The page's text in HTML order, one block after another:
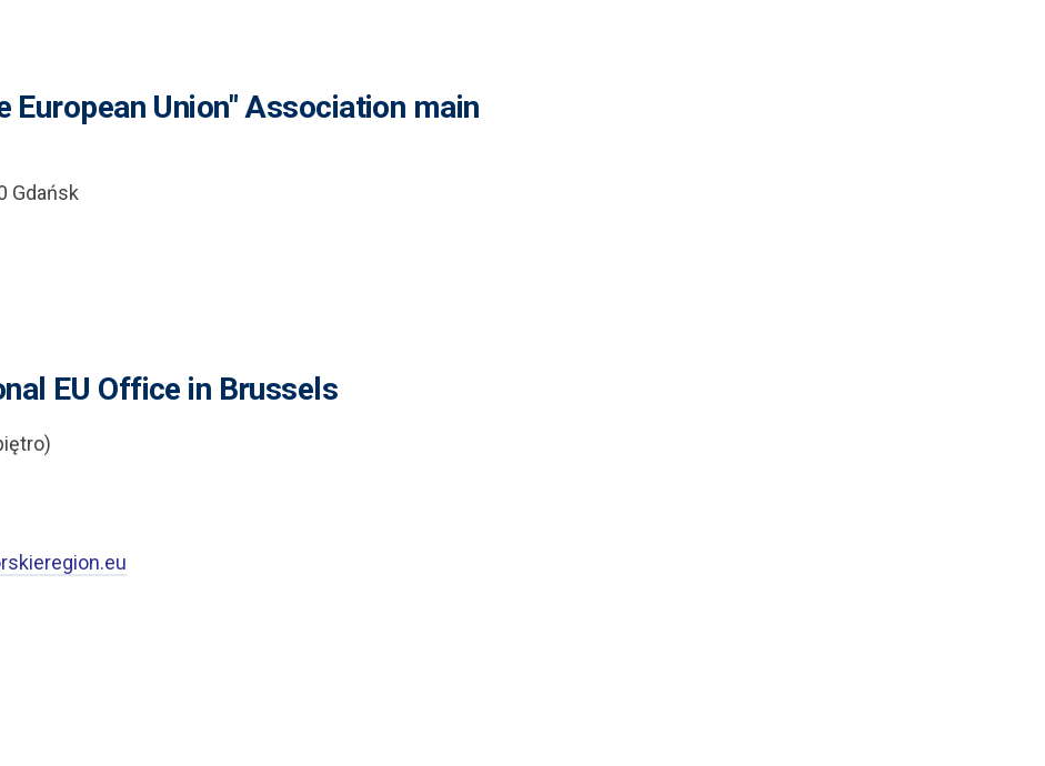
European Union" Association main
Gdańsk
EU Office in Brussels